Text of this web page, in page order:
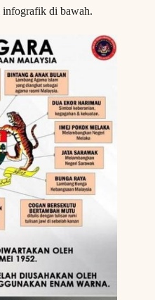
infografik di bawah.